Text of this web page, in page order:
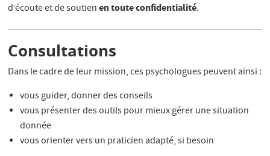
d’écoute et de soutienen toute confidentialité.
Consultations
Dans le cadre de leur mission, ces psychologues peuvent ainsi :
vous guider, donner des conseils
vous présenter des outils pour mieux gérer une situation
donnée
vous orienter vers un praticien adapté, si besoin